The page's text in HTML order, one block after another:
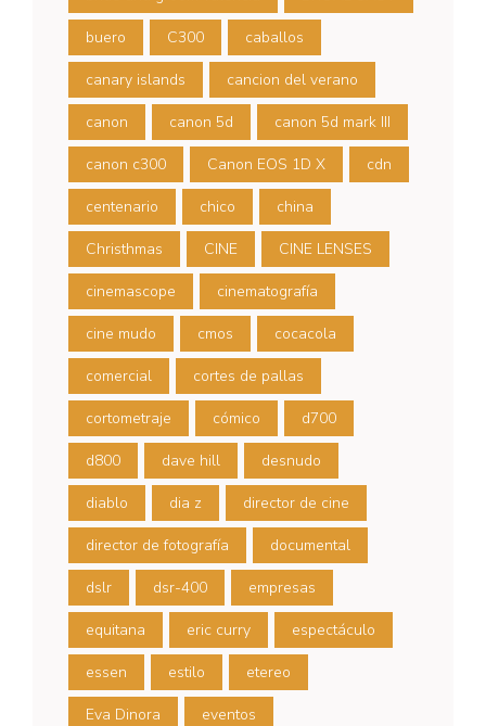
buero C300 caballos
canary islands cancion del verano
canon canon 5d canon 5d mark III
canon c300 Canon EOS 1D X cdn
centenario chico china
Christhmas CINE CINE LENSES
cinemascope cinematografía
cine mudo cmos cocacola
comercial cortes de pallas
cortometraje cómico d700
d800 dave hill desnudo
diablo dia z director de cine
director de fotografía documental
dslr dsr-400 empresas
equitana eric curry espectáculo
essen estilo etereo
Eva Dinora eventos